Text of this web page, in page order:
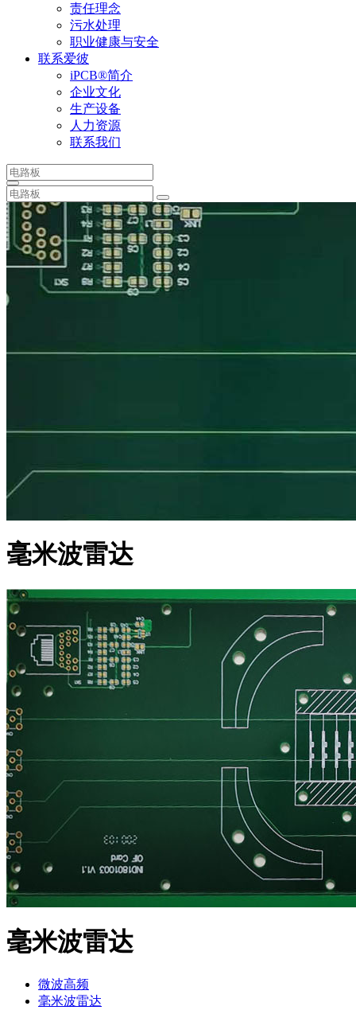
责任理念
污水处理
职业健康与安全
联系爱彼
iPCB®简介
企业文化
生产设备
人力资源
联系我们
毫米波雷达
毫米波雷达
微波高频
毫米波雷达